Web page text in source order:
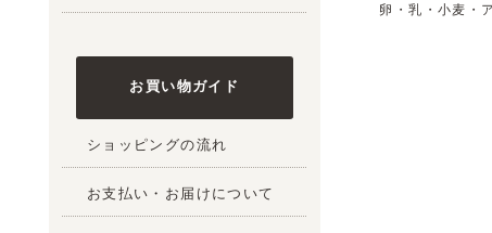
お買い物ガイド
ショッピングの流れ
お支払い・お届けについて
卵・乳・小麦・